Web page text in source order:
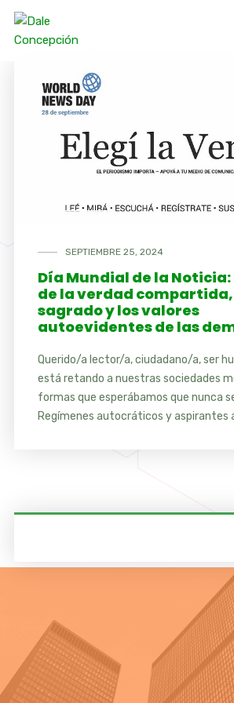
ACTUALIDAD
SEPTIEMBRE 25, 2024
Día Mundial de la
de la verdad
sagrado y los valores
autoevidentes de las
Querido/a lector/a, ciudadano/a, ser
está retando a nuestras sociedades
formas que esperábamos que nunca
Regímenes autocráticos y aspirantes